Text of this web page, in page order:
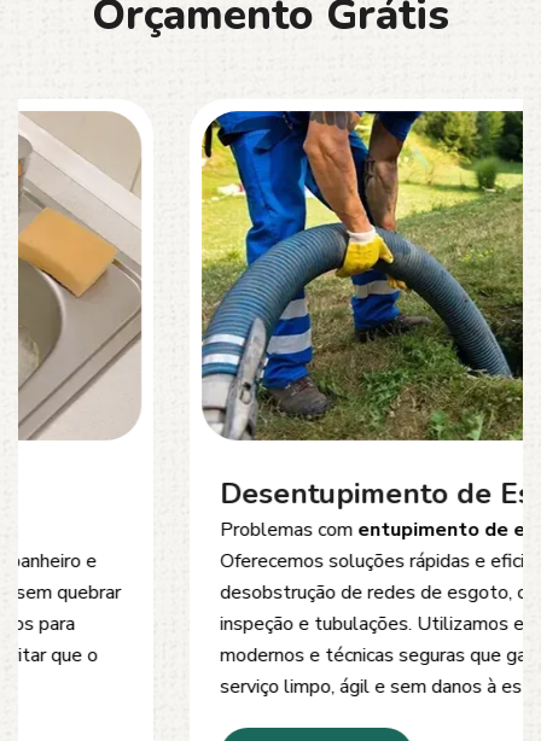
Orçamento Grátis
Desentupimento de Esgoto
entupimento de esgoto?
Oferecemos soluções rápidas e eficientes para
desobstrução de redes de esgoto, caixas de
inspeção e tubulações. Utilizamos equipamentos
modernos e técnicas seguras que garantem um
serviço limpo, ágil e sem danos à estrutura.